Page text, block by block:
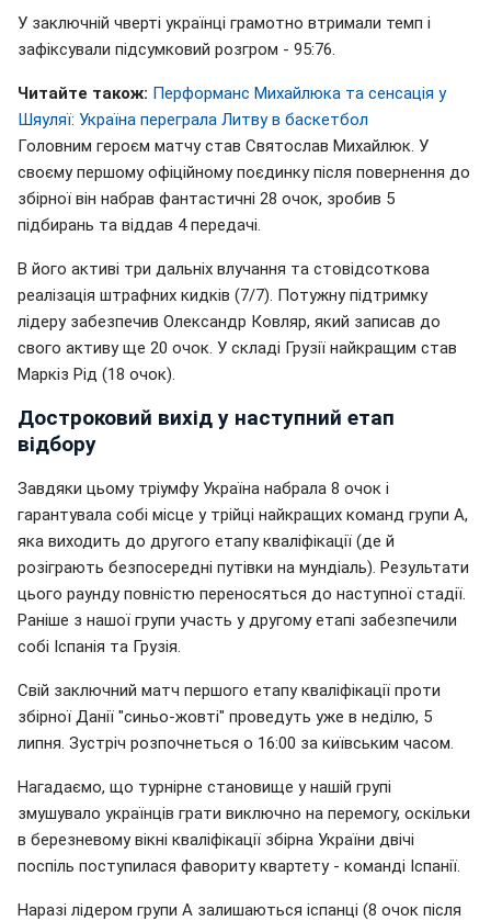
У заключній чверті українці грамотно втримали темп і
зафіксували підсумковий розгром - 95:76.
Читайте також: Перформанс Михайлюка та сенсація у
Шяуляї: Україна переграла Литву в баскетбол
Головним героєм матчу став Святослав Михайлюк. У
своєму першому офіційному поєдинку після повернення до
збірної він набрав фантастичні 28 очок, зробив 5
підбирань та віддав 4 передачі.
В його активі три дальніх влучання та стовідсоткова
реалізація штрафних кидків (7/7). Потужну підтримку
лідеру забезпечив Олександр Ковляр, який записав до
свого активу ще 20 очок. У складі Грузії найкращим став
Маркіз Рід (18 очок).
Достроковий вихід у наступний етап
відбору
Завдяки цьому тріумфу Україна набрала 8 очок і
гарантувала собі місце у трійці найкращих команд групи А,
яка виходить до другого етапу кваліфікації (де й
розіграють безпосередні путівки на мундіаль). Результати
цього раунду повністю переносяться до наступної стадії.
Раніше з нашої групи участь у другому етапі забезпечили
собі Іспанія та Грузія.
Свій заключний матч першого етапу кваліфікації проти
збірної Данії "синьо-жовті" проведуть уже в неділю, 5
липня. Зустріч розпочнеться о 16:00 за київським часом.
Нагадаємо, що турнірне становище у нашій групі
змушувало українців грати виключно на перемогу, оскільки
в березневому вікні кваліфікації збірна України двічі
поспіль поступилася фавориту квартету - команді Іспанії.
Наразі лідером групи А залишаються іспанці (8 очок після